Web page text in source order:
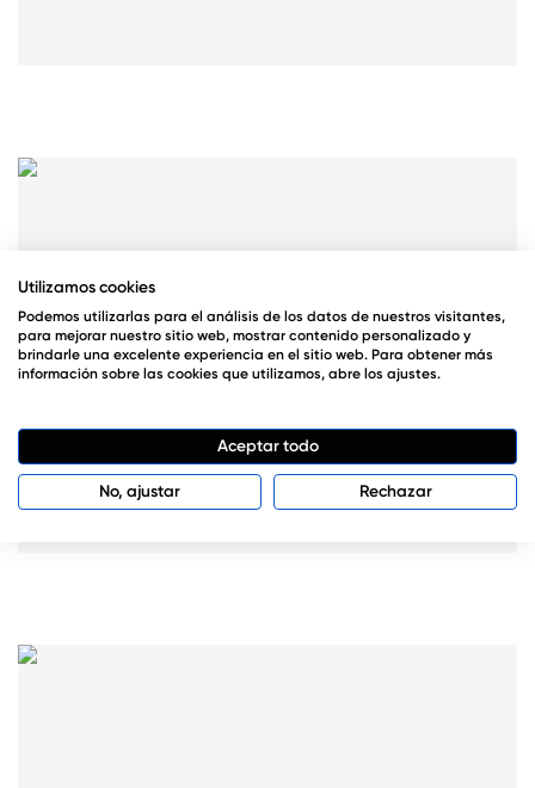
Aromaterapia,Balsamos labiales,Bombas de baño,Champú casero,
Cosméticos naturales,Exfoliante casero,Hacer Cremas,Hacer jabones,
Jabón líquido, Jabones de glicerina Jabones naturales,Manuales
Mascarillas caseras,Post,Productos capilares
Utilizamos cookies
Podemos utilizarlas para el análisis de los datos de nuestros visitantes,
para mejorar nuestro sitio web, mostrar contenido personalizado y
brindarle una excelente experiencia en el sitio web. Para obtener más
información sobre las cookies que utilizamos, abre los ajustes.
Aceptar todo
No, ajustar Rechazar